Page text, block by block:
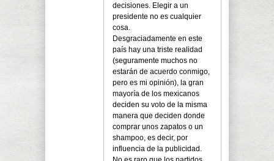
decisiones. Elegir a un
presidente no es cualquier
cosa.
Desgraciadamente en este
país hay una triste realidad
(seguramente muchos no
estarán de acuerdo conmigo,
pero es mi opinión), la gran
mayoría de los mexicanos
deciden su voto de la misma
manera que deciden donde
comprar unos zapatos o un
shampoo, es decir, por
influencia de la publicidad.